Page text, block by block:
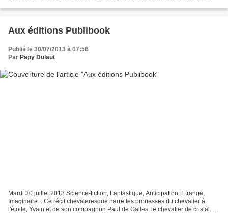
Aux éditions Publibook
Publié le 30/07/2013 à 07:56
Par Papy Dulaut
Mardi 30 juillet 2013 Science-fiction, Fantastique, Anticipation, Etrange,
Imaginaire... Ce récit chevaleresque narre les prouesses du chevalier à
l'étoile, Yvain et de son compagnon Paul de Gallas, le chevalier de cristal. Ils